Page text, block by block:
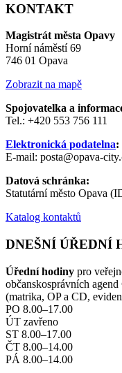
KONTAKT
Magistrát města Opavy
Horní náměstí 69
746 01 Opava
Zobrazit na mapě
Spojovatelka a
Tel.: +420 553 756 111
Elektronická podatelna:
E-mail: posta@opava-
Datová schránka:
Statutární město Opava
Katalog kontaktů
DNEŠNÍ ÚŘEDNÍ
Úřední hodiny pro
občanskosprávních
(matrika, OP a CD,
PO 8.00–17.00
ÚT zavřeno
ST 8.00–17.00
ČT 8.00–14.00
PÁ 8.00–14.00